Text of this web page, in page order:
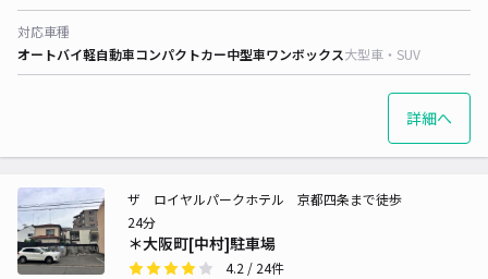
対応車種
オートバイ軽自動車コンパクトカー中型車ワンボックス大型車・SUV
詳細へ
＊大阪町[中村]駐車場
ザ ロイヤルパークホテル 京都四条まで徒歩
24分
4.2 / 24件